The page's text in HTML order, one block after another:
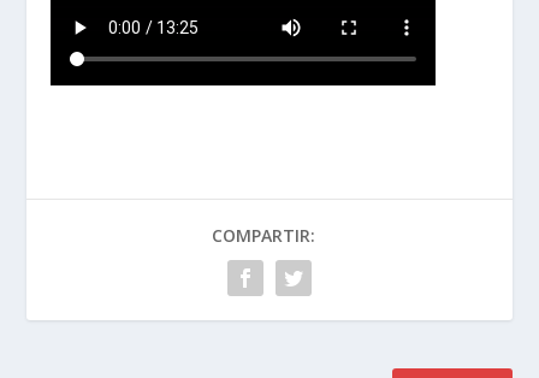
COMPARTIR: